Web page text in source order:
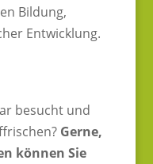
Bildung,
Entwicklung.
besucht und
Gerne,
können Sie